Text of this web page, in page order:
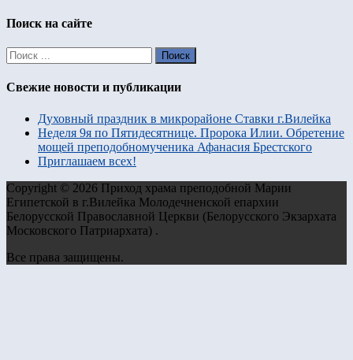
Поиск на сайте
Свежие новости и публикации
Духовный праздник в микрорайоне Ставки г.Вилейка
Неделя 9я по Пятидесятнице. Пророка Илии. Обретение
мощей преподобномученика Афанасия Брестского
Приглашаем всех!
Copyright © 2026 Приход храма преподобной Марии
Египетской в г.Вилейка Молодечненской епархии
Белорусской Православной Церкви (Белорусского Экзархата
Московского Патриархата) .
Все права защищены.